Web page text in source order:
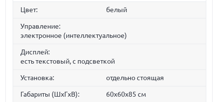
Цвет: белый
Управление:
электронное (интеллектуальное)
Дисплей:
есть текстовый, с подсветкой
Установка: отдельно стоящая
Габариты (ШxГxВ): 60x60x85 см